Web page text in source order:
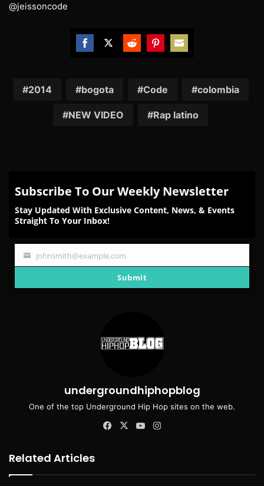
@jeissoncode
FacebookTwitter RedditPinterestEmail
2014 bogota Code colombia
NEW VIDEO Rap latino
Subscribe To Our Weekly Newsletter
Stay Updated With Exclusive Content, News, & Events
Straight To Your Inbox!
Your
johnsmith@example.com
Submit
undergroundhiphopblog
One of the top Underground Hip Hop sites on the web.
Facebook
X YouTube
Related Articles